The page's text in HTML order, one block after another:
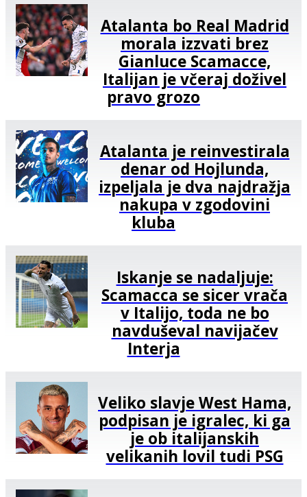
Atalanta bo Real Madrid
morala izzvati brez
Gianluce Scamacce,
Italijan je včeraj doživel
pravo grozo
Atalanta je reinvestirala
denar od Hojlunda,
izpeljala je dva najdražja
nakupa v zgodovini
kluba
Iskanje se nadaljuje:
Scamacca se sicer vrača
v Italijo, toda ne bo
navduševal navijačev
Interja
Veliko slavje West Hama,
podpisan je igralec, ki ga
je ob italijanskih
velikanih lovil tudi PSG